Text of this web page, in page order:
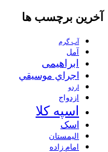
آخرین برچسب ها
آب گرم
آمل
ابراهیمی
اجراي موسيقي
اردو
ازدواج
اسپه کلا
اسک
الیمستان
امام زاده